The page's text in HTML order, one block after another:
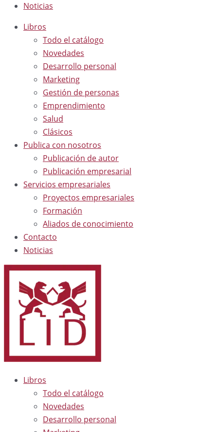
Noticias
Libros
Todo el catálogo
Novedades
Desarrollo personal
Marketing
Gestión de personas
Emprendimiento
Salud
Clásicos
Publica con nosotros
Publicación de autor
Publicación empresarial
Servicios empresariales
Proyectos empresariales
Formación
Aliados de conocimiento
Contacto
Noticias
Libros
Todo el catálogo
Novedades
Desarrollo personal